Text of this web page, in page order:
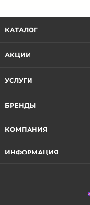
КАТАЛОГ
АКЦИИ
УСЛУГИ
БРЕНДЫ
КОМПАНИЯ
ИНФОРМАЦИЯ